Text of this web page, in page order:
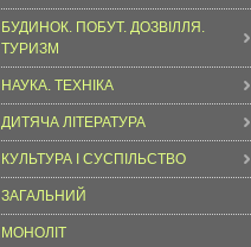
БУДИНОК. ПОБУТ. ДОЗВІЛЛЯ.
ТУРИЗМ
НАУКА. ТЕХНІКА
ДИТЯЧА ЛІТЕРАТУРА
КУЛЬТУРА І СУСПІЛЬСТВО
ЗАГАЛЬНИЙ
МОНОЛІТ